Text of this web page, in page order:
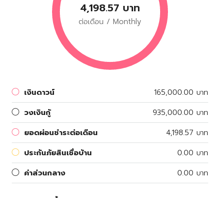
4,198.57 บาท
ต่อเดือน / Monthly
เงินดาวน์
165,000.00 บาท
วงเงินกู้
935,000.00 บาท
ยอดผ่อนชำระต่อเดือน
4,198.57 บาท
ประกันภัยสินเชื่อบ้าน
0.00 บาท
ค่าส่วนกลาง
0.00 บาท